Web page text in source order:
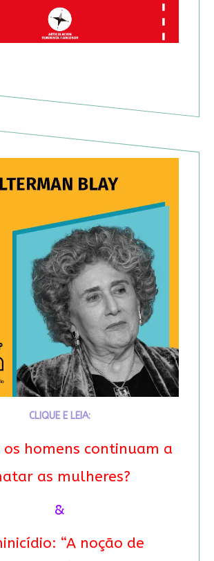
CLIQUE E LEIA:
os homens continuam a
as mulheres?
&
“A noção de